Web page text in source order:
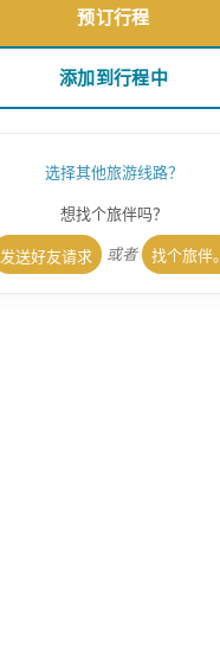
预订行程
添加到行程中
选择其他旅游线路？
想找个旅伴吗？
发送好友请求 或者 找个旅伴。